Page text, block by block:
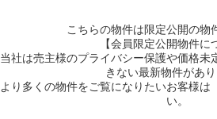
こちらの物件は限定公開の物
【会員限定公開物件に
当社は売主様のプライバシー保護や価格未
きない最新物件があり
より多くの物件をご覧になりたいお客様は
い。